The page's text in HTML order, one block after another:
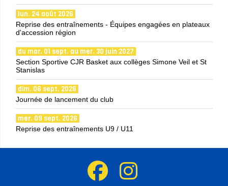
lun. 24 août 2026
Reprise des entraînements - Équipes engagées en plateaux
d'accession région
du mar. 01 sept. au mer. 30 juin 2027
Section Sportive CJR Basket aux collèges Simone Veil et St
Stanislas
dim. 06 sept. 2026
Journée de lancement du club
mer. 09 sept. 2026
Reprise des entraînements U9 / U11